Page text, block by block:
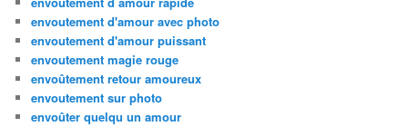
envoutement d'amour avec photo
envoutement d'amour puissant
envoutement magie rouge
envoûtement retour amoureux
envoutement sur photo
envoûter quelqu un amour